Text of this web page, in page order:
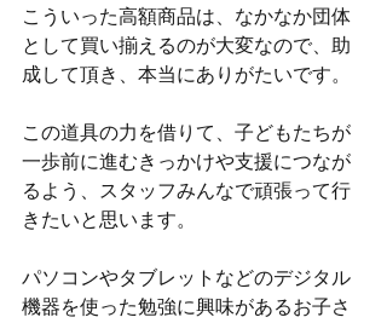
こういった高額商品は、なかなか団体
として買い揃えるのが大変なので、助
成して頂き、本当にありがたいです。
この道具の力を借りて、子どもたちが
一歩前に進むきっかけや支援につなが
るよう、スタッフみんなで頑張って行
きたいと思います。
パソコンやタブレットなどのデジタル
機器を使った勉強に興味があるお子さ